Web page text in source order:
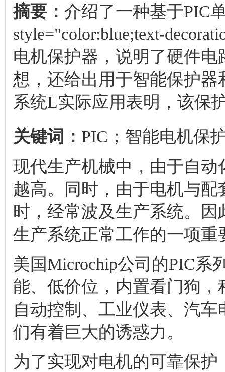
摘要： 介绍了一种基于PIC
style="color:blue;text-
电机保护器，说明了硬件
想，还给出用于智能保护
系统L实际应用表明，该保
关键词： PIC；智能电机保
现代生产机械中，由于自
越高。同时，由于电机与
时，经常波及生产系统。
生产系统正常工作的一项重
美国Microchip公司的PIC系
能、低价位，内置看门狗
自动控制、工业仪表、汽
们有着巨大的诱惑力。
为了实现对电机的可靠保